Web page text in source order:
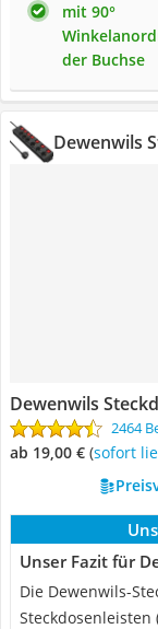
mit 90°
der Buchse
Dewenwils
Dewenwils
2464
ab 19,00 € ( Sofort
Unser Fazit für
Die Dewenwils-